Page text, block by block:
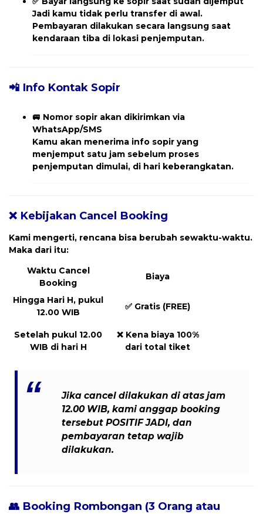
Jadi kamu tidak perlu transfer di awal.
Pembayaran dilakukan secara langsung saat
kendaraan tiba di lokasi penjemputan.
📲 Info Kontak Sopir
🚐 Nomor sopir akan dikirimkan via
WhatsApp/SMS
Kamu akan menerima info sopir yang
menjemput satu jam sebelum proses
penjemputan dimulai, di hari keberangkatan.
❌ Kebijakan Cancel Booking
Kami mengerti, rencana bisa berubah sewaktu-waktu.
Maka dari itu:
Waktu Cancel
Booking
Biaya
Hingga Hari H, pukul
12.00 WIB
✅ Gratis (FREE)
Setelah pukul 12.00
WIB di hari H
❌ Kena biaya 100%
dari total tiket
Jika cancel dilakukandi atas jam
12.00 WIB, kami anggap booking
tersebutPOSITIF JADI, dan
pembayaran tetap wajib
dilakukan.
👥 Booking Rombongan (3 Orang atau